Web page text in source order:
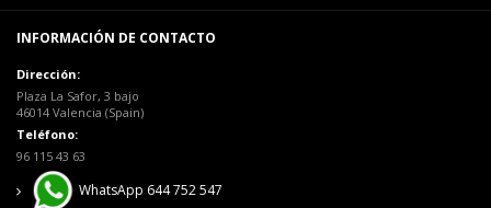
INFORMACIÓN DE CONTACTO
Dirección:
Plaza La Safor, 3 bajo
46014 Valencia (Spain)
Teléfono:
96 115 43 63
WhatsApp 644 752 547